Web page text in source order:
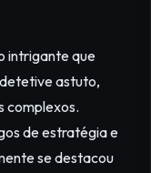
intrigante que
astuto,
complexos.
de estratégia e
se destacou